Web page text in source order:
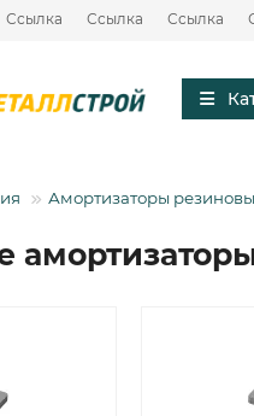
Ссылка Ссылка Ссылка
Амортизаторы